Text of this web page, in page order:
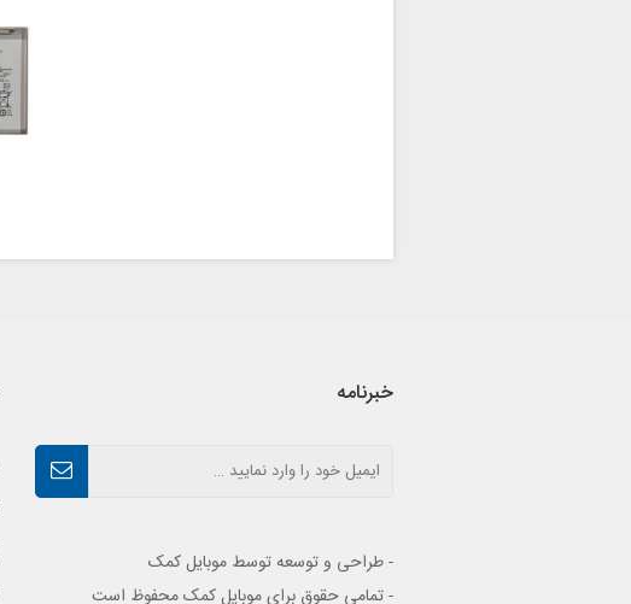
خبرنامه
- طراحی و توسعه توسط موبایل کمک
- تمامی حقوق برای موبایل کمک محفوظ است